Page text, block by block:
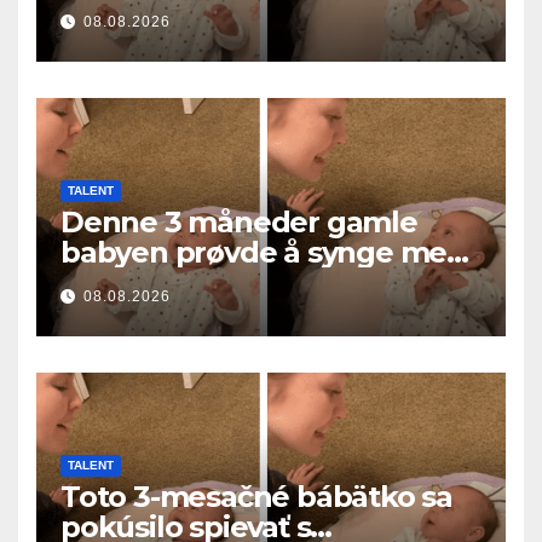
τη μαμά του… και έκανε
εκατομμύρια καρδιές να λιώσουν
08.08.2026
TALENT
Denne 3 måneder gamle
babyen prøvde å synge med
mamma… og smeltet
millioner av hjerter
08.08.2026
TALENT
Toto 3-mesačné bábätko sa
pokúsilo spievať s